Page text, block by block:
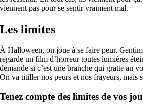
viennent pas pour se sentir vraiment mal.
Les limites
À Halloween, on joue à se faire peur.
regarde un film d’horreur toutes lumières
demande si c’est une branche qui gratte au
On va titiller nos peurs et nos frayeurs, mais
Tenez compte des limites de vos